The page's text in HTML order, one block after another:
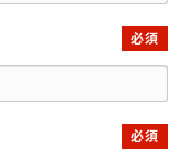
必須
必須